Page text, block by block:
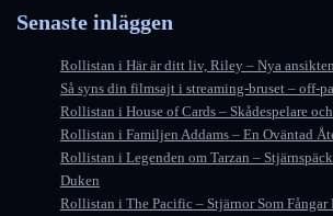
Senaste inläggen
Rollistan i Här är ditt liv, Riley – Nya
Så syns din filmsajt i streaming-bruset – off-
Rollistan i House of Cards – Skådespelare
Rollistan i Familjen Addams – En Oväntad
Rollistan i Legenden om Tarzan –
Duken
Rollistan i The Pacific – Stjärnor Som Fångar